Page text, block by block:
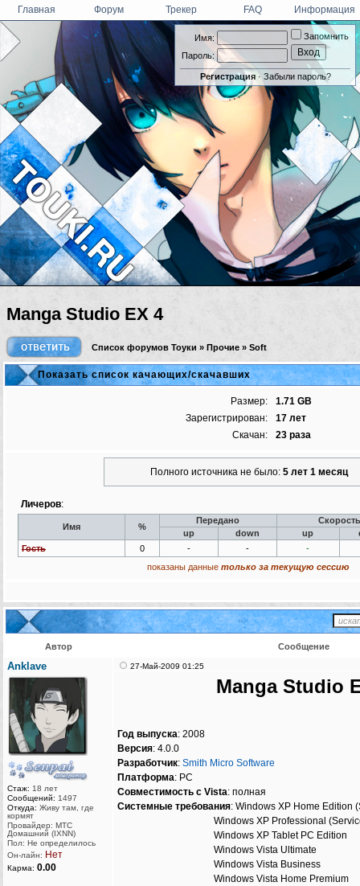
Имя:
Пароль:
Запомнить
Регистрация· Забыли пароль?
Главная Форум Трекер FAQ Информация
Manga Studio EX 4
Список форумов Тоуки » Прочие » Soft
Показать список качающих/скачавших
Размер:
1.71 GB
Зарегистрирован:
17 лет
Скачан:
23 раза
Полного источника не было: 5 лет 1 месяц
Личеров:
Имя %
Передано
Скорость
up
down up
Гость
0 - -
-
показаны данныетолько за текущую сессию
Автор Сообщение
Anklave
Стаж: 18 лет
Сообщений: 1497
Откуда: Живу там, где
кормят
Провайдер: МТС
Домашний (IXNN)
Пол: Не определилось
Он-лайн: Нет
Карма: 0.00
27-Май-2009 01:25
Manga Studio
Год выпуска: 2008
Версия: 4.0.0
Разработчик: Smith Micro Software
Платформа: PC
Совместимость с Vista: полная
Системные требования: Windows XP Home Edition
Windows XP Professional (Service
Windows XP Tablet PC Edition
Windows Vista Ultimate
Windows Vista Business
Windows Vista Home Premium